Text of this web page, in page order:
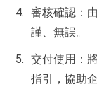
審核確認：
謹、無誤。
交付使用：
指引，協助